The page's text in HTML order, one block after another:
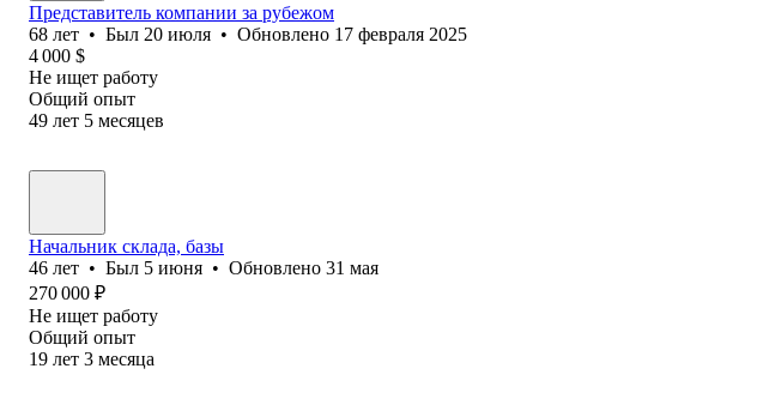
Представитель компании за рубежом
68 лет • Был 20 июля • Обновлено 17 февраля 2025
4 000 $
Не ищет работу
Общий опыт
49 лет 5 месяцев
Начальник склада, базы
46 лет • Был 5 июня • Обновлено 31 мая
270 000 ₽
Не ищет работу
Общий опыт
19 лет 3 месяца